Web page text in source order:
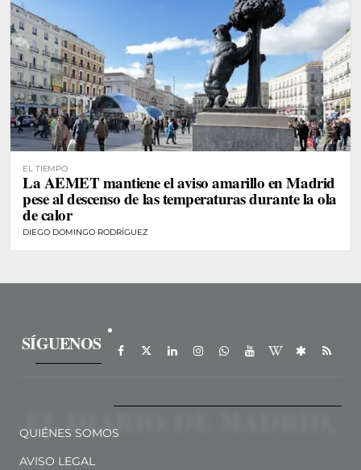
EL TIEMPO
La AEMET mantiene el aviso amarillo en Madrid
pese al descenso de las temperaturas durante la ola
de calor
DIEGO DOMINGO RODRÍGUEZ
SÍGUENOS
QUIÉNES SOMOS
AVISO LEGAL